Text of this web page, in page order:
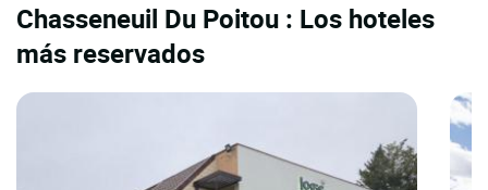
Chasseneuil Du Poitou : Los hoteles
más reservados